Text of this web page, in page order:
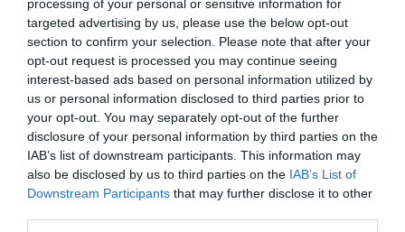
processing of your personal or sensitive information for
targeted advertising by us, please use the below opt-out
section to confirm your selection. Please note that after your
opt-out request is processed you may continue seeing
interest-based ads based on personal information utilized by
us or personal information disclosed to third parties prior to
your opt-out. You may separately opt-out of the further
disclosure of your personal information by third parties on the
IAB’s list of downstream participants. This information may
also be disclosed by us to third parties on the IAB’s List of
Downstream Participants that may further disclose it to other
Σχετικά Video